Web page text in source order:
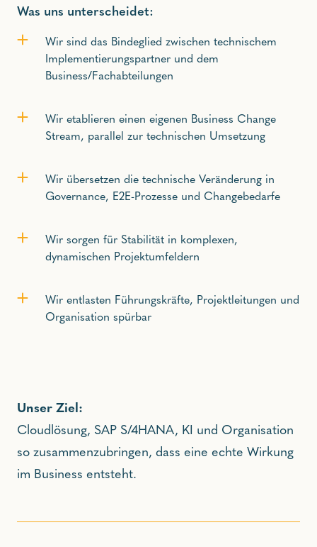
Was uns unterscheidet:
Wir sind das Bindeglied zwischen technischem
Implementierungspartner und dem
Business/Fachabteilungen
Wir etablieren einen eigenen Business Change
Stream, parallel zur technischen Umsetzung
Wir übersetzen die technische Veränderung in
Governance, E2E-Prozesse und Changebedarfe
Wir sorgen für Stabilität in komplexen,
dynamischen Projektumfeldern
Wir entlasten Führungskräfte, Projektleitungen und
Organisation spürbar
Unser Ziel:
Cloudlösung, SAP S/4HANA, KI und Organisation
so zusammenzubringen, dass eine echte Wirkung
im Business entsteht.